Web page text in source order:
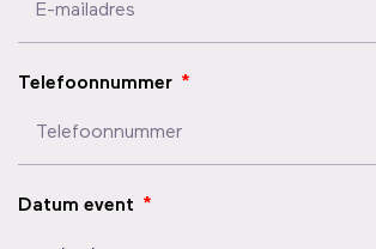
Telefoonnummer
Datum event